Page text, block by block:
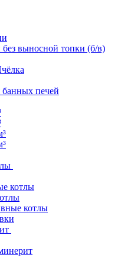
выносной топки (б/в)
печей
котлы
котлы